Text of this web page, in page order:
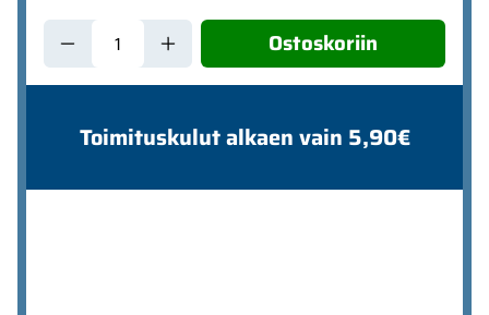
Ostoskoriin
Toimituskulut alkaen vain 5,90€